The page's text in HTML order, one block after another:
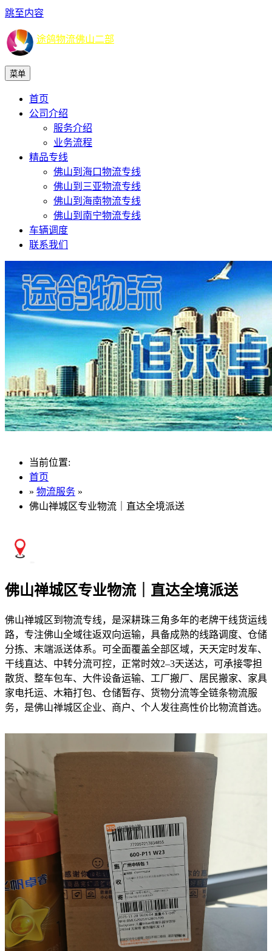
跳至内容
途鸽物流佛山二部
菜单
首页
公司介绍
服务介绍
业务流程
精品专线
佛山到海口物流专线
佛山到三亚物流专线
佛山到海南物流专线
佛山到南宁物流专线
车辆调度
联系我们
当前位置:
首页
» 物流服务 »
佛山禅城区专业物流｜直达全境派送
佛山禅城区专业物流｜直达全境派送
佛山禅城区到物流专线，是深耕珠三角多年的老牌干线货运线
路，专注佛山全域往返双向运输，具备成熟的线路调度、仓储
分拣、末端派送体系。可全面覆盖全部区域，天天定时发车、
干线直达、中转分流可控，正常时效2–3天送达，可承接零担
散货、整车包车、大件设备运输、工厂搬厂、居民搬家、家具
家电托运、木箱打包、仓储暂存、货物分流等全链条物流服
务，是佛山禅城区企业、商户、个人发往高性价比物流首选。